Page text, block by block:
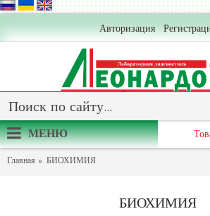
Авторизация
МЕНЮ
Главная БИОХИМИЯ
БИОХИМИЯ